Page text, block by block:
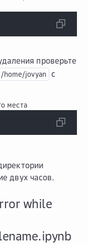
проверьте
/home/jovyan с
места
двух часов.
while